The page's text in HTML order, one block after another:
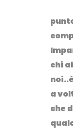
chi
a
che